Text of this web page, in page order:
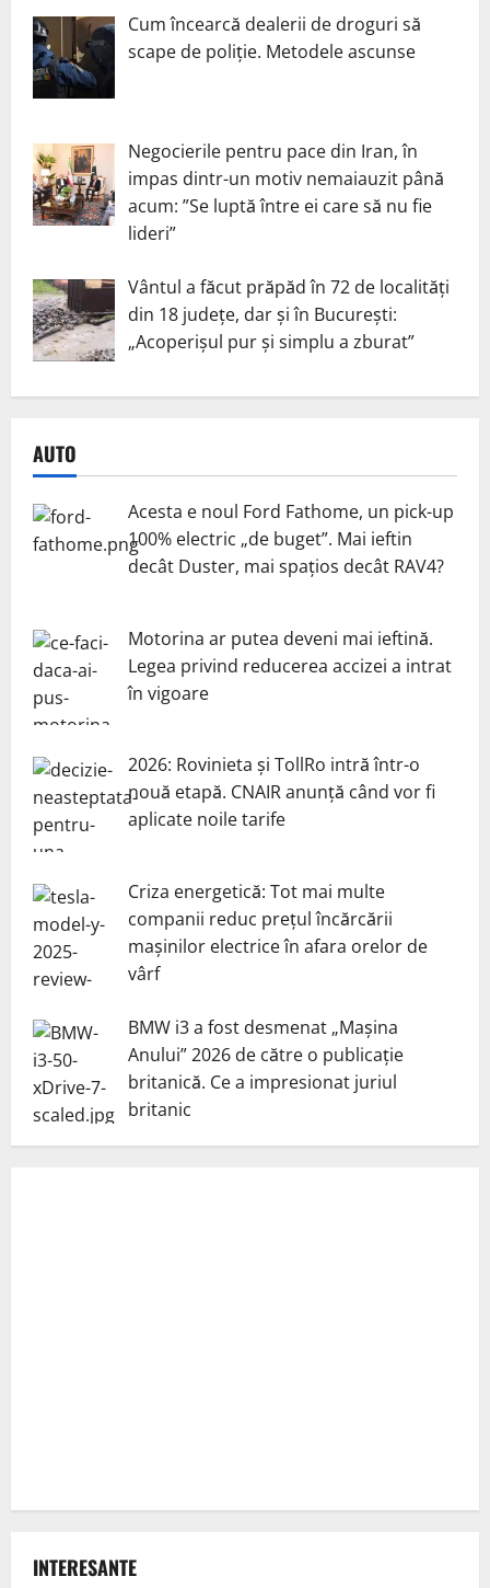
Cum încearcă dealerii de droguri să
scape de poliție. Metodele ascunse
Negocierile pentru pace din Iran, în
impas dintr-un motiv nemaiauzit până
acum: ”Se luptă între ei care să nu fie
lideri”
Vântul a făcut prăpăd în 72 de localități
din 18 județe, dar și în București:
„Acoperișul pur și simplu a zburat”
AUTO
Acesta e noul Ford Fathome, un pick-up
100% electric „de buget”. Mai ieftin
decât Duster, mai spațios decât RAV4?
Motorina ar putea deveni mai ieftină.
Legea privind reducerea accizei a intrat
în vigoare
2026: Rovinieta și TollRo intră într-o
nouă etapă. CNAIR anunță când vor fi
aplicate noile tarife
Criza energetică: Tot mai multe
companii reduc prețul încărcării
mașinilor electrice în afara orelor de
vârf
BMW i3 a fost desmenat „Mașina
Anului” 2026 de către o publicație
britanică. Ce a impresionat juriul
britanic
INTERESANTE